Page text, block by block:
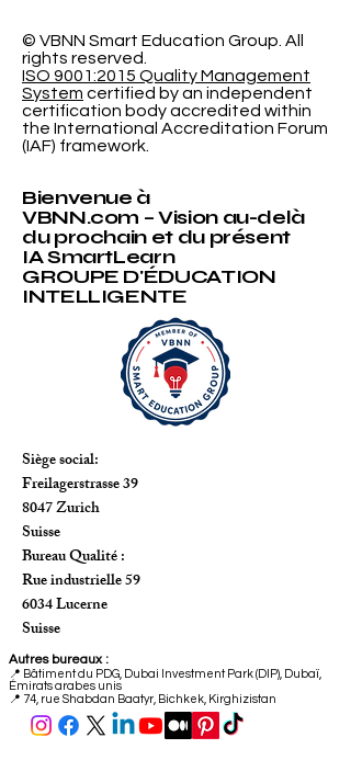
© VBNN Smart Education Group. All
rights reserved.
ISO 9001:2015 Quality Management
System certified by an independent
certification body accredited within
the International Accreditation Forum
(IAF) framework.
Bienvenue à
VBNN.com – Vision au-delà
du prochain et du présent
IA SmartLearn
GROUPE D'ÉDUCATION
INTELLIGENTE
Siège social:
Freilagerstrasse 39
8047 Zurich
Suisse
Bureau Qualité :
Rue industrielle 59
6034 Lucerne
Suisse
Autres bureaux :
📍 Bâtiment du PDG, Dubai Investment Park (DIP), Dubaï,
Émirats arabes unis
📍 74, rue Shabdan Baatyr, Bichkek, Kirghizistan